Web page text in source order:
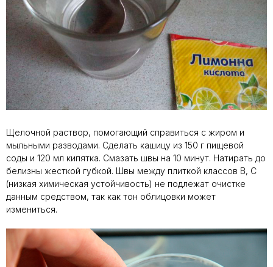
Щелочной раствор, помогающий справиться с жиром и
мыльными разводами. Сделать кашицу из 150 г пищевой
соды и 120 мл кипятка. Смазать швы на 10 минут. Натирать до
белизны жесткой губкой. Швы между плиткой классов В, С
(низкая химическая устойчивость) не подлежат очистке
данным средством, так как тон облицовки может
измениться.